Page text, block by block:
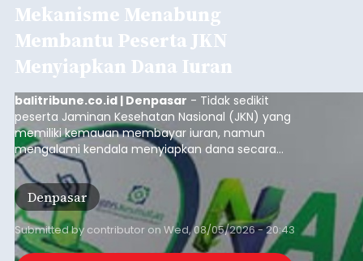
Mekanisme Menabung
Membantu Peserta JKN
Menyiapkan Dana Iuran
balitribune.co.id | Denpasar - Tidak sedikit
peserta Jaminan Kesehatan Nasional (JKN) yang
memiliki kemauan membayar iuran, namun
mengalami kendala menyiapkan dana secara
penuh saat jatuh tempo pembayaran iuran.
Kondisi ini terutama dialami oleh peserta
segmen Pekerja Bukan Penerima Upah (PBPU)
yang memiliki penghasilan tidak tetap.
Denpasar
Submitted by contributor on Wed, 08/05/2026 - 20:43